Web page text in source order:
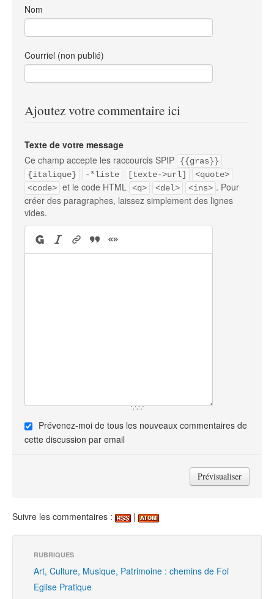
Nom
Courriel (non publié)
Ajoutez votre commentaire ici
Texte de votre message
Ce champ accepte les raccourcis SPIP
{{gras}}
{italique}
-*liste [texte->url]
<quote>
<code> et le code HTML <q> <del> <ins> . Pour
créer des paragraphes, laissez simplement des lignes
vides.
Prévenez-moi de tous les nouveaux commentaires de
cette discussion par email
Suivre les commentaires : |
RUBRIQUES
Art, Culture, Musique, Patrimoine : chemins de Foi
Eglise Pratique